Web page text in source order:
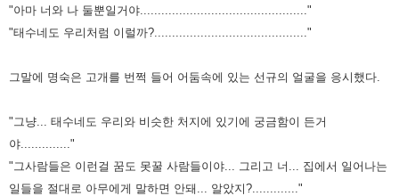
"아마 너와 나 둘뿐일거야..............................................."
"태수네도 우리처럼 이럴까?..........................................."
그말에 명숙은 고개를 번쩍 들어 어둠속에 있는 선규의 얼굴을 응시했다.
"그냥... 태수네도 우리와 비슷한 처지에 있기에 궁금함이 든거
야.............."
"그사람들은 이런걸 꿈도 못꿀 사람들이야... 그리고 너... 집에서 일어나는
일들을 절대로 아무에게 말하면 안돼... 알았지?............."